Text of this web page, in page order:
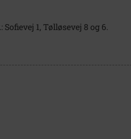
1, Tølløsevej 8 og 6.